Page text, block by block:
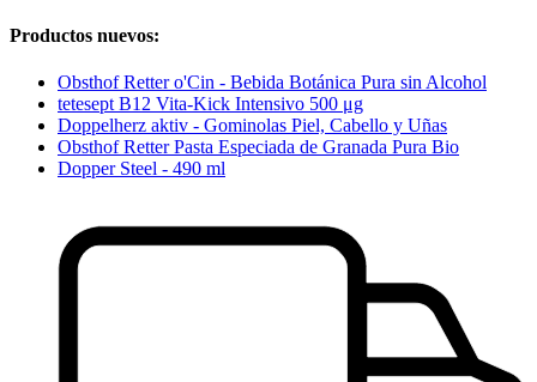
Productos nuevos:
Obsthof Retter o'Cin - Bebida Botánica Pura sin Alcohol
tetesept B12 Vita-Kick Intensivo 500 μg
Doppelherz aktiv - Gominolas Piel, Cabello y Uñas
Obsthof Retter Pasta Especiada de Granada Pura Bio
Dopper Steel - 490 ml